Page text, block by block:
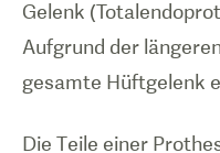
Gelenk
Aufgrund der
gesamte Hüftgelenk
Die Teile einer